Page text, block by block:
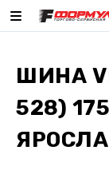
ШИНА
528)